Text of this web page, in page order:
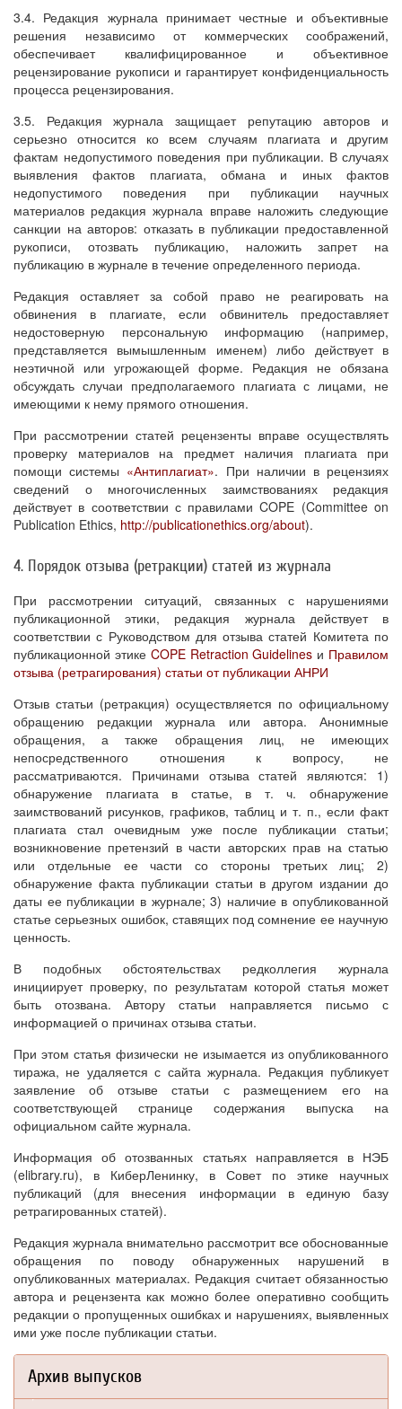
3.4. Редакция журнала принимает честные и объективные
решения независимо от коммерческих соображений,
обеспечивает квалифицированное и объективное
рецензирование рукописи и гарантирует конфиденциальность
процесса рецензирования.
3.5. Редакция журнала защищает репутацию авторов и
серьезно относится ко всем случаям плагиата и другим
фактам недопустимого поведения при публикации. В случаях
выявления фактов плагиата, обмана и иных фактов
недопустимого поведения при публикации научных
материалов редакция журнала вправе наложить следующие
санкции на авторов: отказать в публикации предоставленной
рукописи, отозвать публикацию, наложить запрет на
публикацию в журнале в течение определенного периода.
Редакция оставляет за собой право не реагировать на
обвинения в плагиате, если обвинитель предоставляет
недостоверную персональную информацию (например,
представляется вымышленным именем) либо действует в
неэтичной или угрожающей форме. Редакция не обязана
обсуждать случаи предполагаемого плагиата с лицами, не
имеющими к нему прямого отношения.
При рассмотрении статей рецензенты вправе осуществлять
проверку материалов на предмет наличия плагиата при
помощи системы «Антиплагиат». При наличии в рецензиях
сведений о многочисленных заимствованиях редакция
действует в соответствии с правилами COPE (Committee on
Publication Ethics, http://publicationethics.org/about).
4. Порядок отзыва (ретракции) статей из журнала
При рассмотрении ситуаций, связанных с нарушениями
публикационной этики, редакция журнала действует в
соответствии с Руководством для отзыва статей Комитета по
публикационной этике COPE Retraction Guidelines и Правилом
отзыва (ретрагирования) статьи от публикации АНРИ
Отзыв статьи (ретракция) осуществляется по официальному
обращению редакции журнала или автора. Анонимные
обращения, а также обращения лиц, не имеющих
непосредственного отношения к вопросу, не
рассматриваются. Причинами отзыва статей являются: 1)
обнаружение плагиата в статье, в т. ч. обнаружение
заимствований рисунков, графиков, таблиц и т. п., если факт
плагиата стал очевидным уже после публикации статьи;
возникновение претензий в части авторских прав на статью
или отдельные ее части со стороны третьих лиц; 2)
обнаружение факта публикации статьи в другом издании до
даты ее публикации в журнале; 3) наличие в опубликованной
статье серьезных ошибок, ставящих под сомнение ее научную
ценность.
В подобных обстоятельствах редколлегия журнала
инициирует проверку, по результатам которой статья может
быть отозвана. Автору статьи направляется письмо с
информацией о причинах отзыва статьи.
При этом статья физически не изымается из опубликованного
тиража, не удаляется с сайта журнала. Редакция публикует
заявление об отзыве статьи с размещением его на
соответствующей странице содержания выпуска на
официальном сайте журнала.
Информация об отозванных статьях направляется в НЭБ
(elibrary.ru), в КиберЛенинку, в Совет по этике научных
публикаций (для внесения информации в единую базу
ретрагированных статей).
Редакция журнала внимательно рассмотрит все обоснованные
обращения по поводу обнаруженных нарушений в
опубликованных материалах. Редакция считает обязанностью
автора и рецензента как можно более оперативно сообщить
редакции о пропущенных ошибках и нарушениях, выявленных
ими уже после публикации статьи.
Архив выпусков